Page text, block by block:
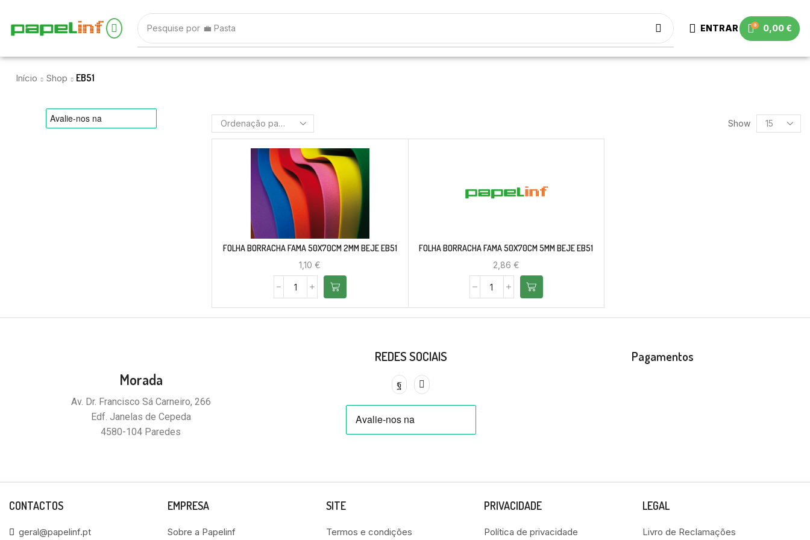
Pesquise por 💼 Pasta ENTRAR 0 0,00 €
Início Shop EB51
Show
FOLHA BORRACHA FAMA 50X70CM 2MM BEJE EB51
1,10€
FOLHA BORRACHA FAMA 50X70CM 5MM BEJE EB51
2,86 €
Morada
Av. Dr. Francisco Sá Carneiro, 266
Edf. Janelas de Cepeda
4580-104 Paredes
REDES SOCIAIS Pagamentos
CONTACTOS
geral@papelinf.pt
EMPRESA
Sobre a Papelinf
SITE
Termos e condições
PRIVACIDADE
Política de privacidade
LEGAL
Livro de Reclamações